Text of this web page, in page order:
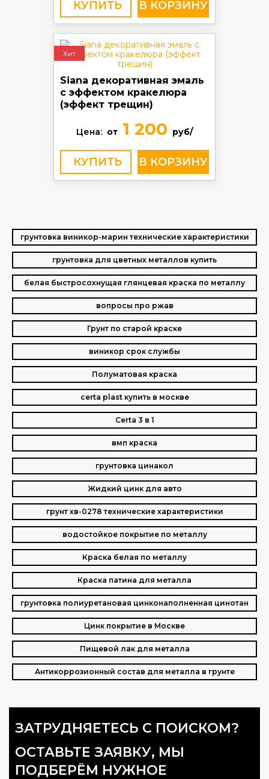
КУПИТЬ
Хит
Siana декоративная эмаль
с эффектом кракелюра
(эффект трещин)
Цена: от 1 200 руб/
КУПИТЬ
грунтовка виникор-марин технические характеристики
грунтовка для цветных металлов купить
белая быстросохнущая глянцевая краска по металлу
вопросы про ржав
Грунт по старой краске
виникор срок службы
Полуматовая краска
certa plast купить в москве
Certa 3 в 1
вмп краска
грунтовка цинакол
Жидкий цинк для авто
грунт хв-0278 технические характеристики
водостойкое покрытие по металлу
Краска белая по металлу
Краска патина для металла
грунтовка полиуретановая цинконаполненная цинотан
Цинк покрытие в Москве
Пищевой лак для металла
Антикоррозионный состав для металла в грунте
ЗАТРУДНЯЕТЕСЬ С ПОИСКОМ?
ОСТАВЬТЕ ЗАЯВКУ, МЫ
ПОДБЕРЁМ НУЖНОЕ